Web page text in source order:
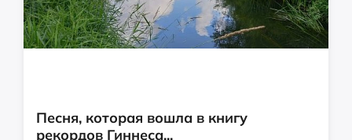
Песня, которая вошла в книгу
рекордов Гиннеса...